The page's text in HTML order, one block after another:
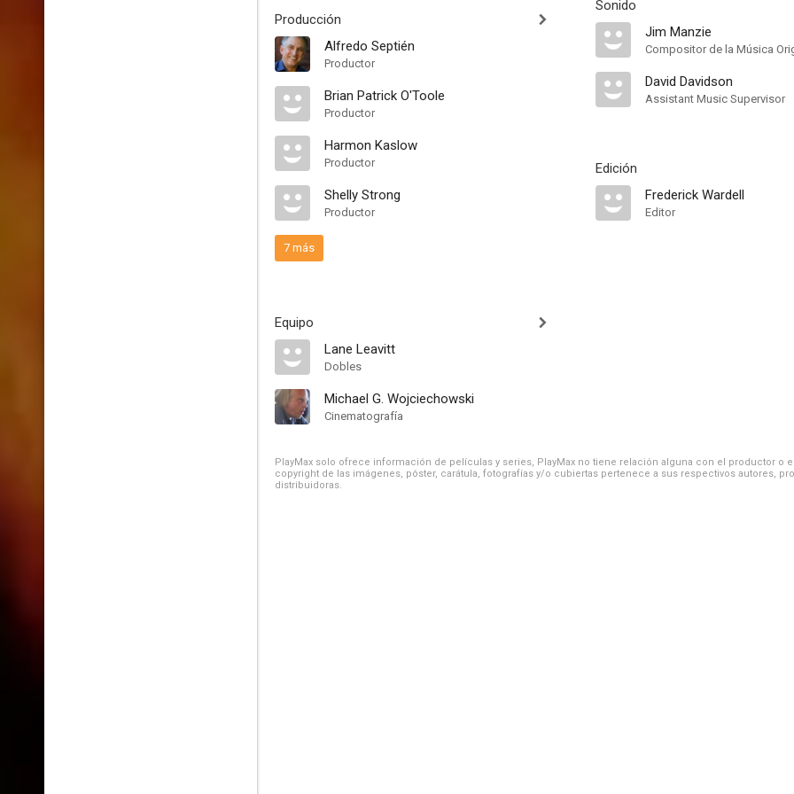
Producción
Alfredo Septién
Productor
Brian Patrick O'Toole
Productor
Harmon Kaslow
Productor
Shelly Strong
Productor
7 más
Equipo
Lane Leavitt
Dobles
Michael G. Wojciechowski
Cinematografía
Sonido
Jim Manzie
Compositor de la Música
David Davidson
Assistant Music Supervisor
Edición
Frederick Wardell
Editor
PlayMax solo ofrece información de películas y series, PlayMax no tiene relación alguna con el productor o
copyright de las imágenes, póster, carátula, fotografías y/o cubiertas pertenece a sus respectivos autores,
distribuidoras.